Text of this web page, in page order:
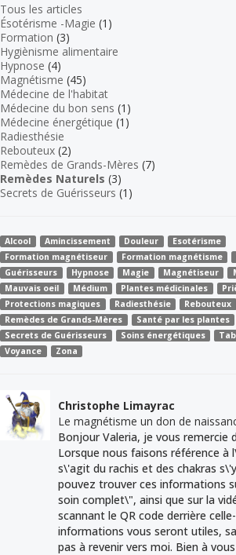
Tous les articles
Ésotérisme -Magie (1)
Formation (3)
Hygiènisme alimentaire
Hypnose (4)
Magnétisme (45)
Médecine de l'habitat
Médecine du bon sens (1)
Médecine énergétique (1)
Radiesthésie
Rebouteux (2)
Remèdes de Grands-Mères (7)
Remèdes Naturels (3)
Secrets de Guérisseurs (1)
Alcool Amincissement Douleur
Esotérisme
Formation magnétiseur
Formation magnétisme
Guérisseurs
Hypnose Magie Magnétiseur
Mauvais oeil
Médium Plantes médicinales
Protections magiques
Radiesthésie
Rebouteux
Remèdes de Grands-Mères
Santé par les plantes
Secrets de Guérisseurs
Soins énergétiques
Voyance
Zona
Christophe Limayrac
Le magnétisme un don de
Bonjour Valeria, je vous remercie
Lorsque nous faisons référence à
s\'agit du rachis et des chakras
pouvez trouver ces informations
soin complet\", ainsi que sur la
scannant le QR code derrière
informations vous seront utiles,
pas à revenir vers moi. Bien à vous